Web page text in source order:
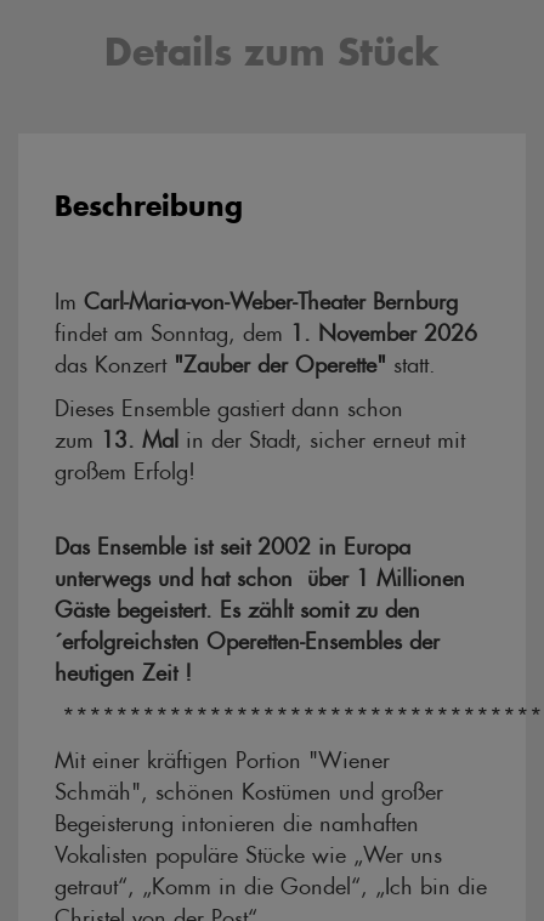
Details zum Stück
Beschreibung
Im Carl-Maria-von-Weber-Theater Bernburg
findet am Sonntag, dem 1. November 2026
das Konzert "Zauber der Operette" statt.
Dieses Ensemble gastiert dann schon
zum 13. Mal in der Stadt, sicher erneut mit
großem Erfolg!
Das Ensemble ist seit 2002 in Europa
unterwegs und hat schon über 1 Millionen
Gäste begeistert. Es zählt somit zu den
´erfolgreichsten Operetten-Ensembles der
heutigen Zeit !
Mit einer kräftigen Portion "Wiener
Schmäh", schönen Kostümen und großer
Begeisterung intonieren die namhaften
Vokalisten populäre Stücke wie „Wer uns
getraut“, „Komm in die Gondel“, „Ich bin die
Christel von der Post“,